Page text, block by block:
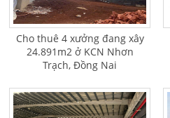
Cho thuê 4 xưởng đang xây
24.891m2 ở KCN Nhơn
Trạch, Đồng Nai